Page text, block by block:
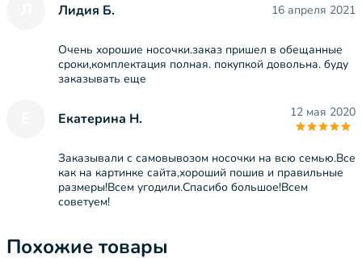
Лидия Б. 16 апреля 2021
Очень хорошие носочки.заказ пришел в обещанные
сроки,комплектация полная. покупкой довольна. буду
заказывать еще
Екатерина Н. 12 мая 2020
Заказывали с самовывозом носочки на всю семью.Все
как на картинке сайта,хороший пошив и правильные
размеры!Всем угодили.Спасибо большое!Всем
советуем!
Похожие товары